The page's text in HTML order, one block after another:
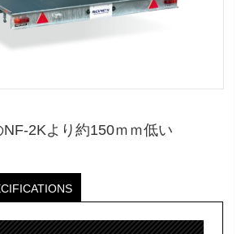
2Kより約150ｍｍ低い